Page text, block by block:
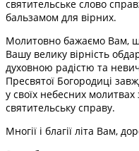
святительське слово
бальзамом для вірних.
Молитовно бажаємо Вам,
Вашу велику вірність
духовною радістю та
Пресвятої Богородиці
у своїх небесних
святительську справу.
Многії і благії літа Вам,